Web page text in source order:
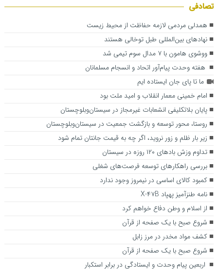
تصادفی
همدلی مردمی لازمه حفاظت از محیط زیست
نهادهای بین‌المللی طبل توخالی هستند
ووشوی هامون با ۷ مدال سوم تیمی شد
هفته وحدت پیام‌آور اتحاد و انسجام مسلمانان
ما تا پای جان ایستاده ایم
امام خمینی معمار انقلاب و امید ملت بود
پایان بلاتکلیفی انشعابات غیرمجاز در سیستان‌وبلوچستان
روستا، محور توسعه و بازگشت جمعیت در سیستان‌وبلوچستان
زیر بار ظلم و زور نروید، اگر چه به قیمت جانتان تمام شود
تداوم وزش بادهای ۱۲۰ روزه در سیستان
بررسی راهکارهای توسعه فرصت‌های شغلی
کمبود کالای اساسی در نیمروز وجود ندارد
نامه طنزآمیز پهپاد X-۴۷B
از اسلام و وطن دفاع خواهم کرد
شروع صبح با یک صفحه از قرآن
کشف مواد مخدر در مرز زابل
شروع صبح با یک صفحه از قرآن
اربعین پیام وحدت و ایستادگی در برابر استکبار